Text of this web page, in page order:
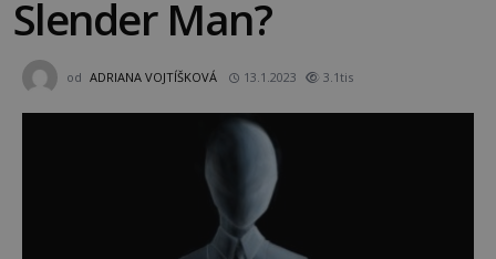
Slender Man?
od ADRIANA VOJTÍŠKOVÁ 13.1.2023 3.1tis